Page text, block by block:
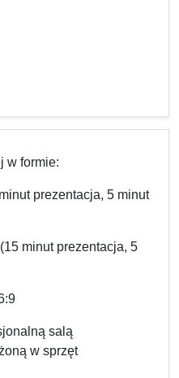
w formie:
prezentacja, 5 minut
minut prezentacja, 5
salą
w sprzęt